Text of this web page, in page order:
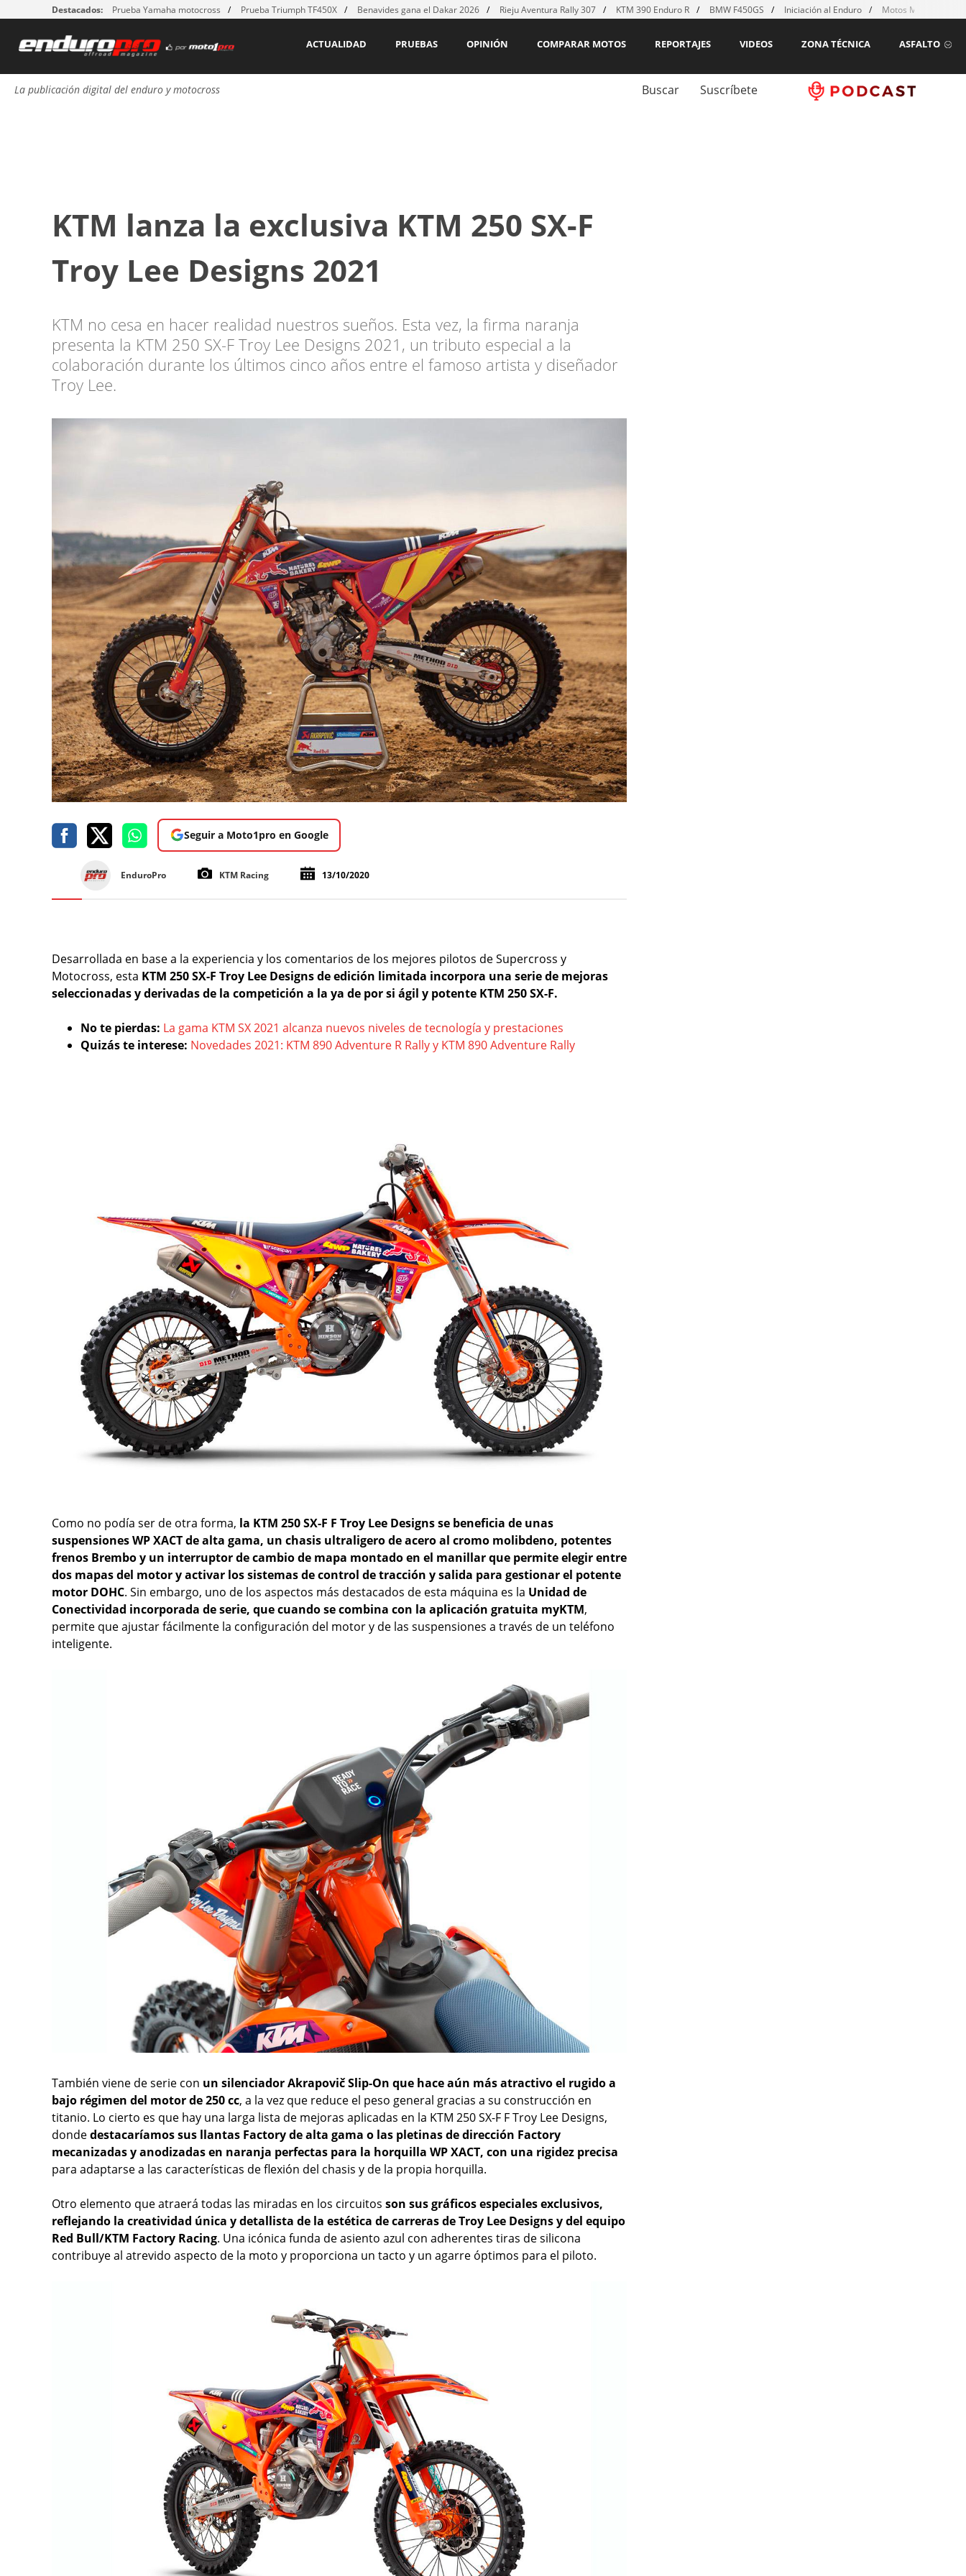
Destacados: Prueba Yamaha motocross Prueba Triumph TF450X Benavides gana el Dakar 2026 Rieju Aventura Rally 307 KTM 390 Enduro R BMW F450GS Iniciación al Enduro Motos MX para
ASFALTO
ZONA TÉCNICA
VIDEOS
REPORTAJES
COMPARAR MOTOS
OPINIÓN
PRUEBAS
ACTUALIDAD
La publicación digital del enduro y motocross Buscar Suscríbete
KTM lanza la exclusiva KTM 250 SX-F
Troy Lee Designs 2021
KTM no cesa en hacer realidad nuestros sueños. Esta vez, la firma naranja
presenta la KTM 250 SX-F Troy Lee Designs 2021, un tributo especial a la
colaboración durante los últimos cinco años entre el famoso artista y diseñador
Troy Lee.
Seguir a Moto1pro en Google
EnduroPro KTM Racing 13/10/2020
Desarrollada en base a la experiencia y los comentarios de los mejores pilotos de Supercross y
Motocross, esta KTM 250 SX-F Troy Lee Designs de edición limitada incorpora una serie de mejoras
seleccionadas y derivadas de la competición a la ya de por si ágil y potente KTM 250 SX-F.
No te pierdas: La gama KTM SX 2021 alcanza nuevos niveles de tecnología y prestaciones
Quizás te interese: Novedades 2021: KTM 890 Adventure R Rally y KTM 890 Adventure Rally
Como no podía ser de otra forma, la KTM 250 SX-F F Troy Lee Designs se beneficia de unas
suspensiones WP XACT de alta gama, un chasis ultraligero de acero al cromo molibdeno, potentes
frenos Brembo y un interruptor de cambio de mapa montado en el manillar que permite elegir entre
dos mapas del motor y activar los sistemas de control de tracción y salida para gestionar el potente
motor DOHC. Sin embargo, uno de los aspectos más destacados de esta máquina es la Unidad de
Conectividad incorporada de serie, que cuando se combina con la aplicación gratuita myKTM,
permite que ajustar fácilmente la configuración del motor y de las suspensiones a través de un teléfono
inteligente.
También viene de serie con un silenciador Akrapovič Slip-On que hace aún más atractivo el rugido a
bajo régimen del motor de 250 cc, a la vez que reduce el peso general gracias a su construcción en
titanio. Lo cierto es que hay una larga lista de mejoras aplicadas en la KTM 250 SX-F F Troy Lee Designs,
dondedestacaríamos sus llantas Factory de alta gama o las pletinas de dirección Factory
mecanizadas y anodizadas en naranja perfectas para la horquilla WP XACT, con una rigidez precisa
para adaptarse a las características de flexión del chasis y de la propia horquilla.
Otro elemento que atraerá todas las miradas en los circuitos son sus gráficos especiales exclusivos,
reflejando la creatividad única y detallista de la estética de carreras de Troy Lee Designs y del equipo
Red Bull/KTM Factory Racing. Una icónica funda de asiento azul con adherentes tiras de silicona
contribuye al atrevido aspecto de la moto y proporciona un tacto y un agarre óptimos para el piloto.